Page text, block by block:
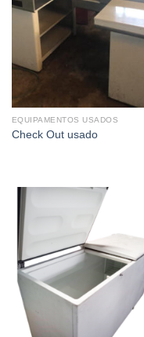
EQUIPAMENTOS USADOS
Check Out usado